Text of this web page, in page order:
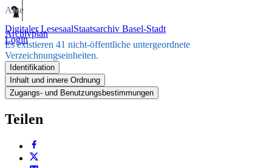
Digitaler LesesaalStaatsarchiv Basel-Stadt
Login
Akte
Archivplan
Es existieren 41 nicht-öffentliche untergeordnete
Verzeichnungseinheiten.
Identifikation
Inhalt und innere Ordnung
Zugangs- und Benutzungsbestimmungen
Teilen